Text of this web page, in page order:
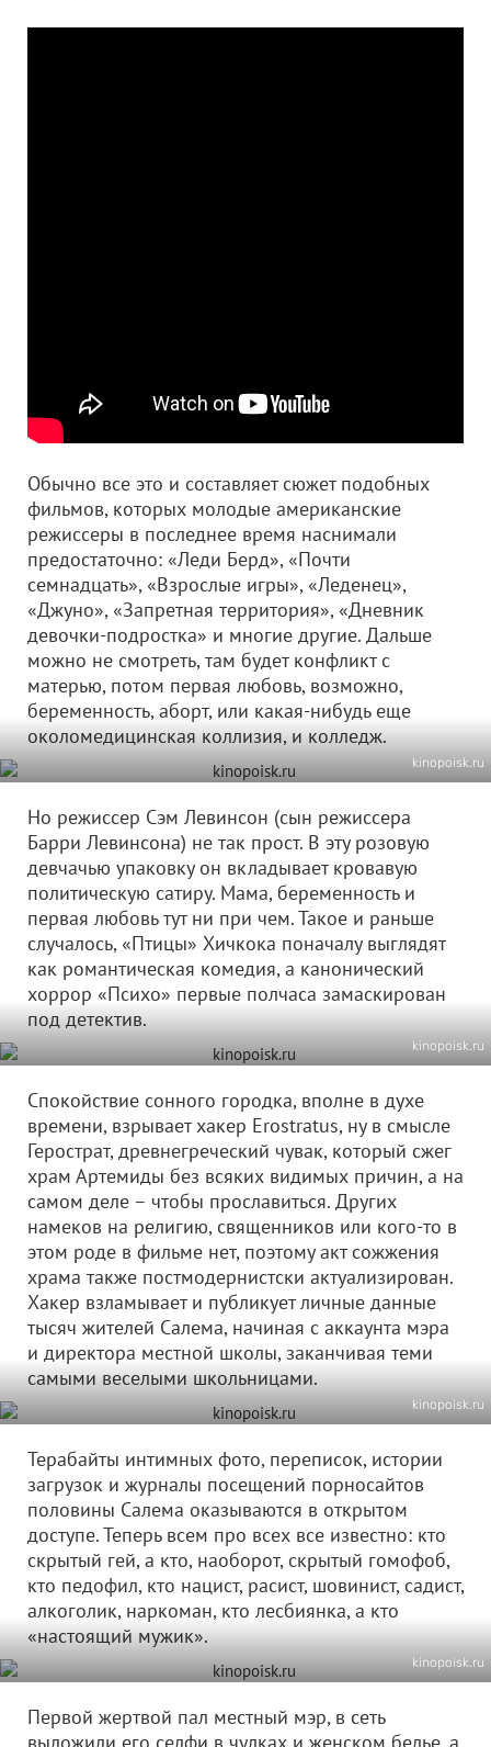
Обычно все это и составляет сюжет подобных
фильмов, которых молодые американские
режиссеры в последнее время наснимали
предостаточно: «Леди Берд», «Почти
семнадцать», «Взрослые игры», «Леденец»,
«Джуно», «Запретная территория», «Дневник
девочки-подростка» и многие другие. Дальше
можно не смотреть, там будет конфликт с
матерью, потом первая любовь, возможно,
беременность, аборт, или какая-нибудь еще
околомедицинская коллизия, и колледж.
kinopoisk.ru
Но режиссер Сэм Левинсон (сын режиссера
Барри Левинсона) не так прост. В эту розовую
девчачью упаковку он вкладывает кровавую
политическую сатиру. Мама, беременность и
первая любовь тут ни при чем. Такое и раньше
случалось, «Птицы» Хичкока поначалу выглядят
как романтическая комедия, а канонический
хоррор «Психо» первые полчаса замаскирован
под детектив.
kinopoisk.ru
Спокойствие сонного городка, вполне в духе
времени, взрывает хакер Erostratus, ну в смысле
Герострат, древнегреческий чувак, который сжег
храм Артемиды без всяких видимых причин, а на
самом деле – чтобы прославиться. Других
намеков на религию, священников или кого-то в
этом роде в фильме нет, поэтому акт сожжения
храма также постмодернистски актуализирован.
Хакер взламывает и публикует личные данные
тысяч жителей Салема, начиная с аккаунта мэра
и директора местной школы, заканчивая теми
самыми веселыми школьницами.
kinopoisk.ru
Терабайты интимных фото, переписок, истории
загрузок и журналы посещений порносайтов
половины Салема оказываются в открытом
доступе. Теперь всем про всех все известно: кто
скрытый гей, а кто, наоборот, скрытый гомофоб,
кто педофил, кто нацист, расист, шовинист, садист,
алкоголик, наркоман, кто лесбиянка, а кто
«настоящий мужик».
kinopoisk.ru
Первой жертвой пал местный мэр, в сеть